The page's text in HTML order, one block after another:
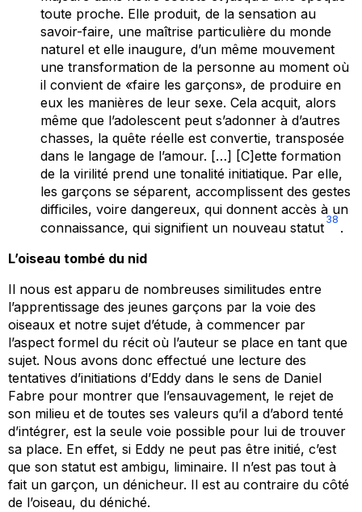
toute proche. Elle produit, de la sensation au
savoir-faire, une maîtrise particulière du monde
naturel et elle inaugure, d’un même mouvement
une transformation de la personne au moment où
il convient de «faire les garçons», de produire en
eux les manières de leur sexe. Cela acquit, alors
même que l’adolescent peut s’adonner à d’autres
chasses, la quête réelle est convertie, transposée
dans le langage de l’amour. […] [C]ette formation
de la virilité prend une tonalité initiatique. Par elle,
les garçons se séparent, accomplissent des gestes
difficiles, voire dangereux, qui donnent accès à un
connaissance, qui signifient un nouveau statut
38
.
L’oiseau tombé du nid
Il nous est apparu de nombreuses similitudes entre
l’apprentissage des jeunes garçons par la voie des
oiseaux et notre sujet d’étude, à commencer par
l’aspect formel du récit où l’auteur se place en tant que
sujet. Nous avons donc effectué une lecture des
tentatives d’initiations d’Eddy dans le sens de Daniel
Fabre pour montrer que l’ensauvagement, le rejet de
son milieu et de toutes ses valeurs qu’il a d’abord tenté
d’intégrer, est la seule voie possible pour lui de trouver
sa place. En effet, si Eddy ne peut pas être initié, c’est
que son statut est ambigu, liminaire. Il n’est pas tout à
fait un garçon, un dénicheur. Il est au contraire du côté
de l’oiseau, du déniché.